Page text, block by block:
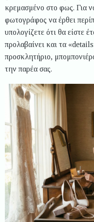
κρεμασμένο στο φως. Για
φωτογράφος να έρθει
υπολογίζετε ότι θα είστε
προλαβαίνει και τα
προσκλητήριο,
την παρέα σας.